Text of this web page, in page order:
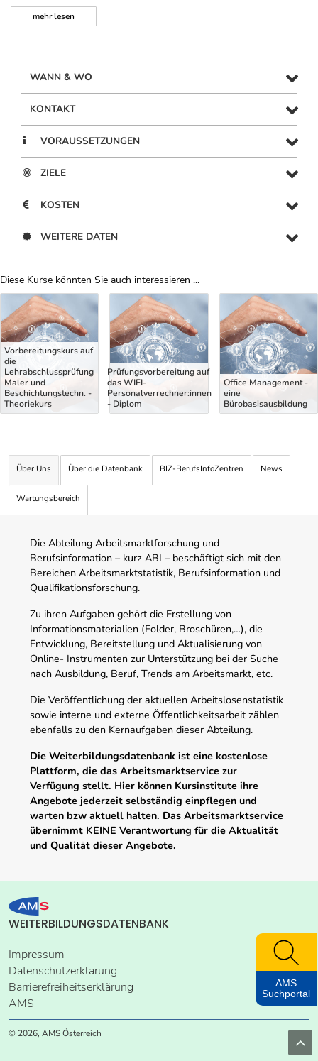
mehrlesen
WANN & WO
KONTAKT
VORAUSSETZUNGEN
ZIELE
KOSTEN
WEITERE DATEN
Diese Kurse könnten Sie auch interessieren ...
Uber Weiterbildungsvorschläge
Vorbereitungskurs auf
die
Lehrabschlussprüfung
Maler und
Beschichtungstechn. -
Theoriekurs
Prüfungsvorbereitung auf
das WIFI-
Personalverrechner:innen
- Diplom
Office Management -
eine
Bürobasisausbildung
Über Uns Über die Datenbank BIZ-BerufsInfoZentren News
Wartungsbereich
Die Abteilung Arbeitsmarktforschung und
Berufsinformation – kurz ABI – beschäftigt sich mit den
Bereichen Arbeitsmarktstatistik, Berufsinformation und
Qualifikationsforschung.
Zu ihren Aufgaben gehört die Erstellung von
Informationsmaterialien (Folder, Broschüren,…), die
Entwicklung, Bereitstellung und Aktualisierung von
Online- Instrumenten zur Unterstützung bei der Suche
nach Ausbildung, Beruf, Trends am Arbeitsmarkt, etc.
Die Veröffentlichung der aktuellen Arbeitslosenstatistik
sowie interne und externe Öffentlichkeitsarbeit zählen
ebenfalls zu den Kernaufgaben dieser Abteilung.
Die Weiterbildungsdatenbank ist eine kostenlose
Plattform, die das Arbeitsmarktservice zur
Verfügung stellt. Hier können Kursinstitute ihre
Angebote jederzeit selbständig einpflegen und
warten bzw aktuell halten. Das Arbeitsmarktservice
übernimmt KEINE Verantwortung für die Aktualität
und Qualität dieser Angebote.
WEITERBILDUNGSDATENBANK
Impressum
Datenschutzerklärung
Barrierefreiheitserklärung
AMS
© 2026, AMS Österreich
AMS
Suchportal